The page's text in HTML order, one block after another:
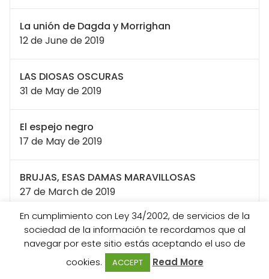
La unión de Dagda y Morrighan
12 de June de 2019
LAS DIOSAS OSCURAS
31 de May de 2019
El espejo negro
17 de May de 2019
BRUJAS, ESAS DAMAS MARAVILLOSAS
27 de March de 2019
Mercurio retrógrado
19 de March de 2019
En cumplimiento con Ley 34/2002, de servicios de la
sociedad de la información te recordamos que al
navegar por este sitio estás aceptando el uso de
cookies.
ACCEPT Read More